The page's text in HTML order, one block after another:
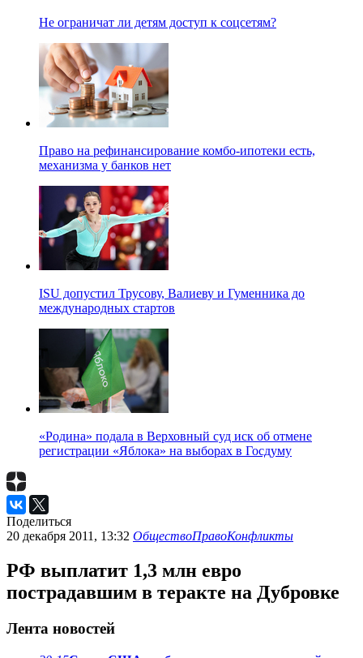
Не ограничат ли детям доступ к соцсетям?
Право на рефинансирование комбо-ипотеки есть,
механизма у банков нет
ISU допустил Трусову, Валиеву и Гуменника до
международных стартов
«Родина» подала в Верховный суд иск об отмене
регистрации «Яблока» на выборах в Госдуму
Поделиться
20 декабря 2011, 13:32 ОбществоПравоКонфликты
РФ выплатит 1,3 млн евро
пострадавшим в теракте на Дубровке
Лента новостей